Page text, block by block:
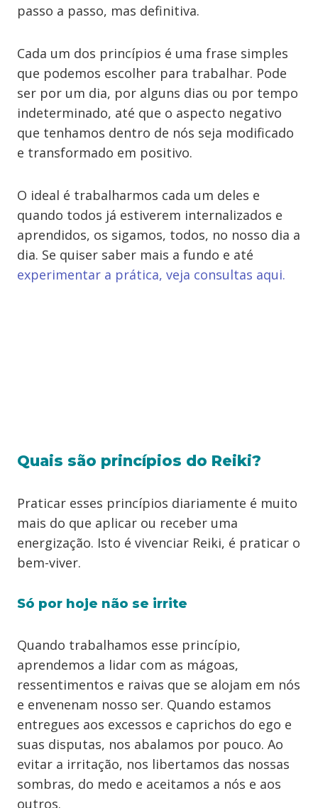
passo a passo, mas definitiva.
Cada um dos princípios é uma frase simples
que podemos escolher para trabalhar. Pode
ser por um dia, por alguns dias ou por tempo
indeterminado, até que o aspecto negativo
que tenhamos dentro de nós seja modificado
e transformado em positivo.
O ideal é trabalharmos cada um deles e
quando todos já estiverem internalizados e
aprendidos, os sigamos, todos, no nosso dia a
dia. Se quiser saber mais a fundo e até
experimentar a prática, veja consultas aqui.
Quais são princípios do Reiki?
Praticar esses princípios diariamente é muito
mais do que aplicar ou receber uma
energização. Isto é vivenciar Reiki, é praticar o
bem-viver.
Só por hoje não se irrite
Quando trabalhamos esse princípio,
aprendemos a lidar com as mágoas,
ressentimentos e raivas que se alojam em nós
e envenenam nosso ser. Quando estamos
entregues aos excessos e caprichos do ego e
suas disputas, nos abalamos por pouco. Ao
evitar a irritação, nos libertamos das nossas
sombras, do medo e aceitamos a nós e aos
outros.